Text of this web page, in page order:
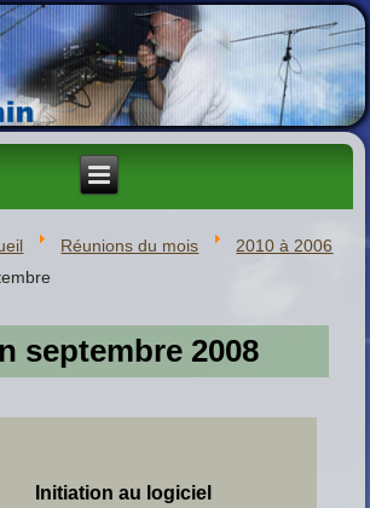
Réunions du mois
2010 à 2006
septembre 2008
Initiation au logiciel